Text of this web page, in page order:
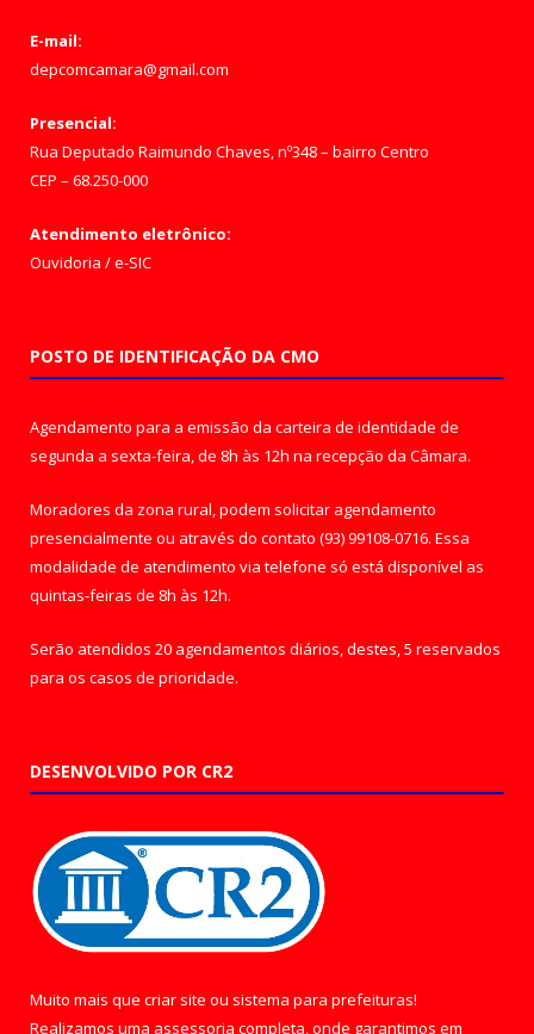
E-mail:
depcomcamara@gmail.com
Presencial:
Rua Deputado Raimundo Chaves, nº348 – bairro Centro
CEP – 68.250-000
Atendimento eletrônico:
Ouvidoria /e-SIC
POSTO DE IDENTIFICAÇÃO DA CMO
Agendamento para a emissão da carteira de identidade de
segunda a sexta-feira, de 8h às 12h na recepção da Câmara.
Moradores da zona rural, podem solicitar agendamento
presencialmente ou através do contato (93) 99108-0716. Essa
modalidade de atendimento via telefone só está disponível as
quintas-feiras de 8h às 12h.
Serão atendidos 20 agendamentos diários, destes, 5 reservados
para os casos de prioridade.
DESENVOLVIDO POR CR2
Muito mais que criar site ou sistema para prefeituras!
Realizamos uma assessoria completa, onde garantimos em